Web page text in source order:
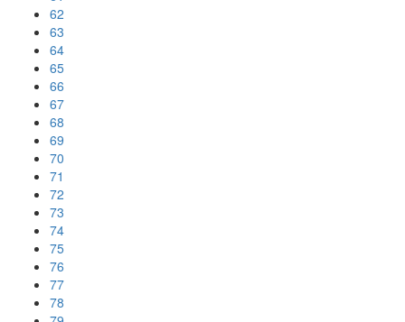
62
63
64
65
66
67
68
69
70
71
72
73
74
75
76
77
78